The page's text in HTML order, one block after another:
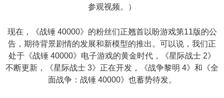
参观视频。）
现在，《战锤 40000》的粉丝们正翘首以盼游戏第11版的公
告，期待背景剧情的发展和新模型的推出。可以说，我们正
处于《战锤 40000》电子游戏的黄金时代，《星际战士 2》
不断更新，《星际战士 3》正在开发，《战争黎明 4》和《全
面战争：战锤 40000》也蓄势待发。